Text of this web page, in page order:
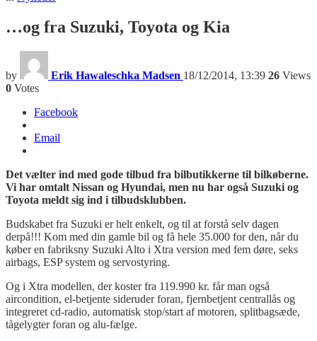
…og fra Suzuki, Toyota og Kia
by Erik Hawaleschka Madsen 18/12/2014, 13:39 26 Views
0 Votes
Facebook
Email
Det vælter ind med gode tilbud fra bilbutikkerne til bilkøberne.
Vi har omtalt Nissan og Hyundai, men nu har også Suzuki og
Toyota meldt sig ind i tilbudsklubben.
Budskabet fra Suzuki er helt enkelt, og til at forstå selv dagen
derpå!!! Kom med din gamle bil og få hele 35.000 for den, når du
køber en fabriksny Suzuki Alto i Xtra version med fem døre, seks
airbags, ESP system og servostyring.
Og i Xtra modellen, der koster fra 119.990 kr. får man også
aircondition, el-betjente sideruder foran, fjernbetjent centrallås og
integreret cd-radio, automatisk stop/start af motoren, splitbagsæde,
tågelygter foran og alu-fælge.